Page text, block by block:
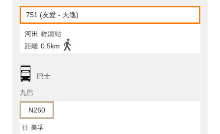
751 (友愛 - 天逸)
河田 輕鐵站
距離 0.5km
巴士
九巴
N260
往 美孚